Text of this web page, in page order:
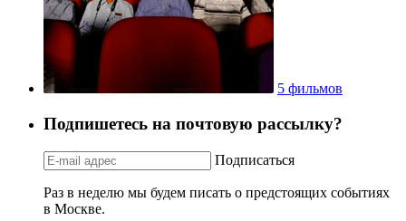
5 фильмов
Подпишетесь на почтовую рассылку?
Подписаться
Раз в неделю мы будем писать о предстоящих событиях
в Москве.